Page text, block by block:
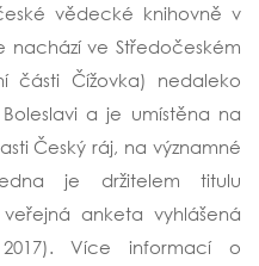
vědecké knihovně v
nachází ve Středočeském
části Čížovka) nedaleko
a je umístěna na
Český ráj, na významné
je držitelem titulu
anketa vyhlášená
Více informací o